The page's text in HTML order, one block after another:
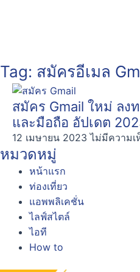
Tag: สมัครอีเมล
สมัคร Gmail ใหม่ ลง
และมือถือ อัปเดต
12 เมษายน 2023ไม่มีความเ
หมวดหมู่
หน้าแรก
ท่องเที่ยว
แอพพลิเคชั่น
ไลฟ์สไตล์
ไอที
How to